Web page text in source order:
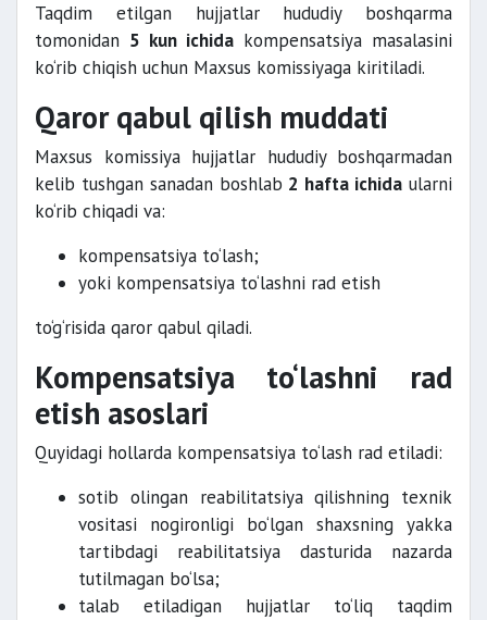
Taqdim etilgan hujjatlar hududiy boshqarma
tomonidan 5 kun ichida kompensatsiya masalasini
ko‘rib chiqish uchun Maxsus komissiyaga kiritiladi.
Qaror qabul qilish muddati
Maxsus komissiya hujjatlar hududiy boshqarmadan
kelib tushgan sanadan boshlab 2 hafta ichida ularni
ko‘rib chiqadi va:
kompensatsiya to‘lash;
yoki kompensatsiya to‘lashni rad etish
to‘g‘risida qaror qabul qiladi.
Kompensatsiya to‘lashni rad
etish asoslari
Quyidagi hollarda kompensatsiya to‘lash rad etiladi:
sotib olingan reabilitatsiya qilishning texnik
vositasi nogironligi bo‘lgan shaxsning yakka
tartibdagi reabilitatsiya dasturida nazarda
tutilmagan bo‘lsa;
talab etiladigan hujjatlar to‘liq taqdim